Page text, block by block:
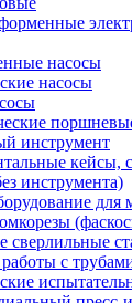
насосы
насосы
инструмент
кейсы,
инструмента)
для
сверлильные
с